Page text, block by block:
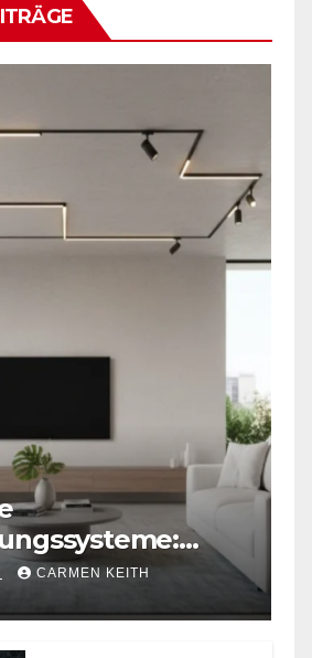
für
CARMEN KEITH